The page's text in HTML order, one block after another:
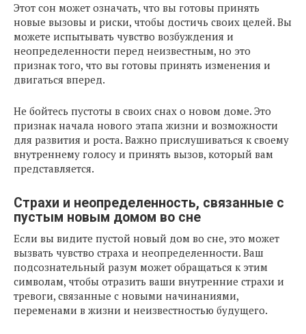
Этот сон может означать, что вы готовы принять
новые вызовы и риски, чтобы достичь своих целей. Вы
можете испытывать чувство возбуждения и
неопределенности перед неизвестным, но это
признак того, что вы готовы принять изменения и
двигаться вперед.
Не бойтесь пустоты в своих снах о новом доме. Это
признак начала нового этапа жизни и возможности
для развития и роста. Важно прислушиваться к своему
внутреннему голосу и принять вызов, который вам
представляется.
Страхи и неопределенность, связанные с
пустым новым домом во сне
Если вы видите пустой новый дом во сне, это может
вызвать чувство страха и неопределенности. Ваш
подсознательный разум может обращаться к этим
символам, чтобы отразить ваши внутренние страхи и
тревоги, связанные с новыми начинаниями,
переменами в жизни и неизвестностью будущего.